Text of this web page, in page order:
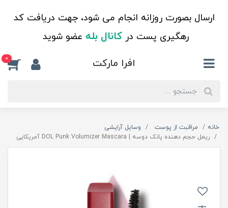
ارسال بصورت روزانه انجام می شود، جهت دریافت کد
رهگیری پست درکانال بله عضو شوید
افرا مارکت 0
خانه مراقبت از پوست
وسایل آرایشی
ریمل حجم دهنده پانک دوسه | DOL Punk Volumizer Mascara آمریکایی